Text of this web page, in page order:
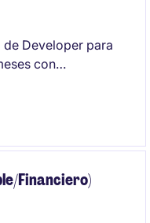
Developer para
con
Financiero)